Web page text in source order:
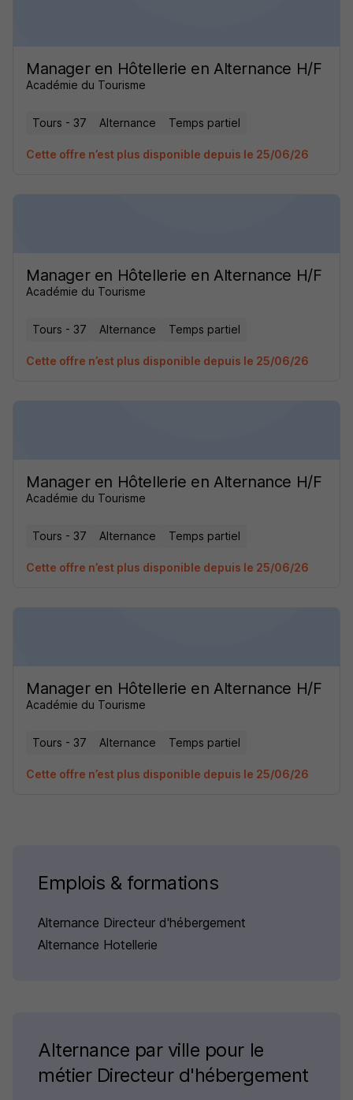
Manager en Hôtellerie en Alternance H/F
Académie du Tourisme
Tours - 37 Alternance Temps partiel
Cette offre n’est plus disponible depuis le 25/06/26
Manager en Hôtellerie en Alternance H/F
Académie du Tourisme
Tours - 37 Alternance Temps partiel
Cette offre n’est plus disponible depuis le 25/06/26
Manager en Hôtellerie en Alternance H/F
Académie du Tourisme
Tours - 37 Alternance Temps partiel
Cette offre n’est plus disponible depuis le 25/06/26
Manager en Hôtellerie en Alternance H/F
Académie du Tourisme
Tours - 37 Alternance Temps partiel
Cette offre n’est plus disponible depuis le 25/06/26
Emplois & formations
Alternance Directeur d'hébergement
Alternance Hotellerie
Alternance par ville pour le
métier Directeur d'hébergement